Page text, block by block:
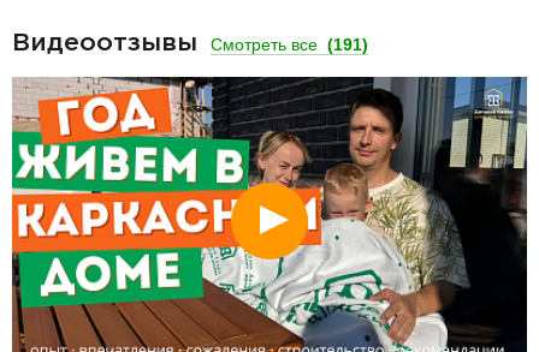
Видеоотзывы Смотреть все (191)
Смотреть